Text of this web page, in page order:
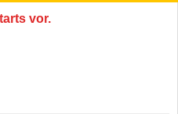
vor.